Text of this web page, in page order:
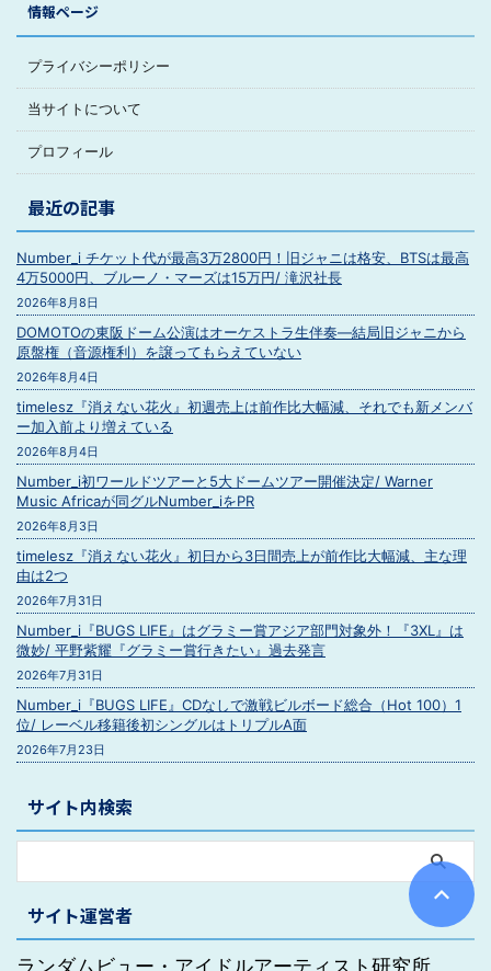
情報ページ
プライバシーポリシー
当サイトについて
プロフィール
最近の記事
Number_i チケット代が最高3万2800円！旧ジャニは格安、BTSは最高
4万5000円、ブルーノ・マーズは15万円/ 滝沢社長
2026年8月8日
DOMOTOの東阪ドーム公演はオーケストラ生伴奏―結局旧ジャニから
原盤権（音源権利）を譲ってもらえていない
2026年8月4日
timelesz『消えない花火』初週売上は前作比大幅減、それでも新メンバ
ー加入前より増えている
2026年8月4日
Number_i初ワールドツアーと5大ドームツアー開催決定/ Warner
Music Africaが同グルNumber_iをPR
2026年8月3日
timelesz『消えない花火』初日から3日間売上が前作比大幅減、主な理
由は2つ
2026年7月31日
Number_i『BUGS LIFE』はグラミー賞アジア部門対象外！『3XL』は
微妙/ 平野紫耀『グラミー賞行きたい』過去発言
2026年7月31日
Number_i『BUGS LIFE』CDなしで激戦ビルボード総合（Hot 100）1
位/ レーベル移籍後初シングルはトリプルA面
2026年7月23日
サイト内検索
サイト運営者
ランダムビュー・アイドルアーティスト研究所